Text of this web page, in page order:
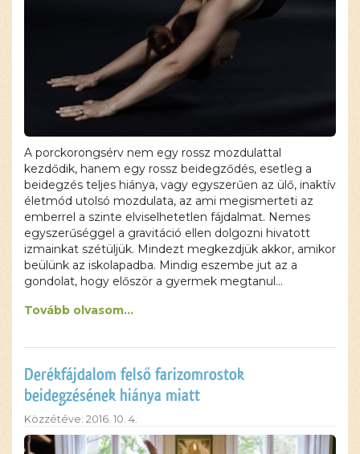
A porckorongsérv nem egy rossz mozdulattal
kezdődik, hanem egy rossz beidegződés, esetleg a
beidegzés teljes hiánya, vagy egyszerűen az ülő, inaktív
életmód utolsó mozdulata, az ami megismerteti az
emberrel a szinte elviselhetetlen fájdalmat. Nemes
egyszerűséggel a gravitáció ellen dolgozni hivatott
izmainkat szétüljük. Mindezt megkezdjük akkor, amikor
beülünk az iskolapadba. Mindig eszembe jut az a
gondolat, hogy először a gyermek megtanul…
Tovább olvasom...
Derékfájdalom felső farizomrostok
beidegzésének hiánya miatt
Közzétéve: 2016. 10. 4.